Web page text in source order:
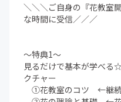
＼＼＼ご自身の『花教室
な時間に受信／／／
〜特典1︎〜
見るだけで基本が学べ
クチャー
①花教室のコツ ←継続